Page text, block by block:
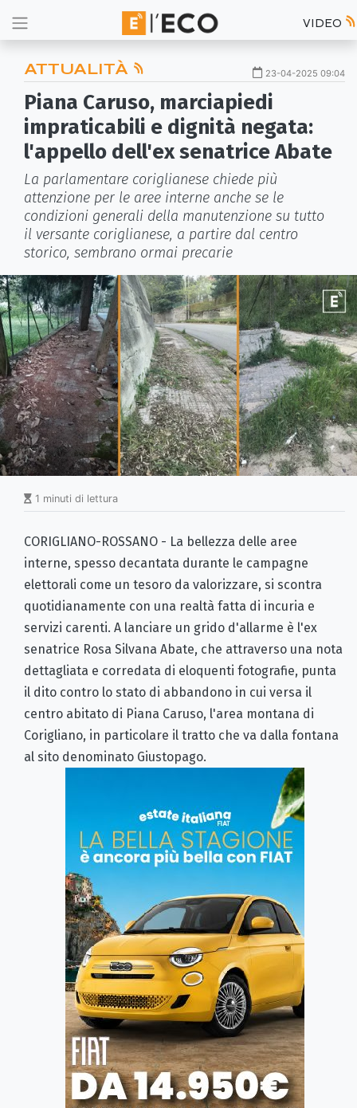
VIDEO
ATTUALITÀ 23-04-2025 09:04
Piana Caruso, marciapiedi
impraticabili e dignità negata:
l'appello dell'ex senatrice Abate
La parlamentare coriglianese chiede più
attenzione per le aree interne anche se le
condizioni generali della manutenzione su tutto
il versante coriglianese, a partire dal centro
storico, sembrano ormai precarie
1 minuti di lettura
CORIGLIANO-ROSSANO - La bellezza delle aree
interne, spesso decantata durante le campagne
elettorali come un tesoro da valorizzare, si scontra
quotidianamente con una realtà fatta di incuria e
servizi carenti. A lanciare un grido d'allarme è l'ex
senatrice Rosa Silvana Abate, che attraverso una nota
dettagliata e corredata di eloquenti fotografie, punta
il dito contro lo stato di abbandono in cui versa il
centro abitato di Piana Caruso, l'area montana di
Corigliano, in particolare il tratto che va dalla fontana
al sito denominato Giustopago.